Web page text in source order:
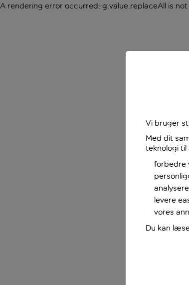
A rendering error occurred: g.value.replaceAll is
Vi bruger
Med dit
teknologi til
forbedre
levere
vores
Du kan